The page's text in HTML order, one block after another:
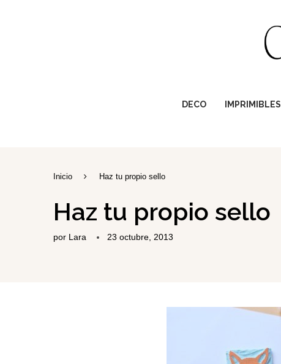
DECO IMPRIMIBLES
Inicio Haz tu propio sello
Haz tu propio sello
por Lara 23 octubre, 2013